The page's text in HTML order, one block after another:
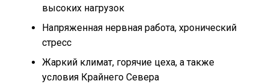
высоких нагрузок
Напряженная нервная работа, хронический
стресс
Жаркий климат, горячие цеха, а также
условия Крайнего Севера